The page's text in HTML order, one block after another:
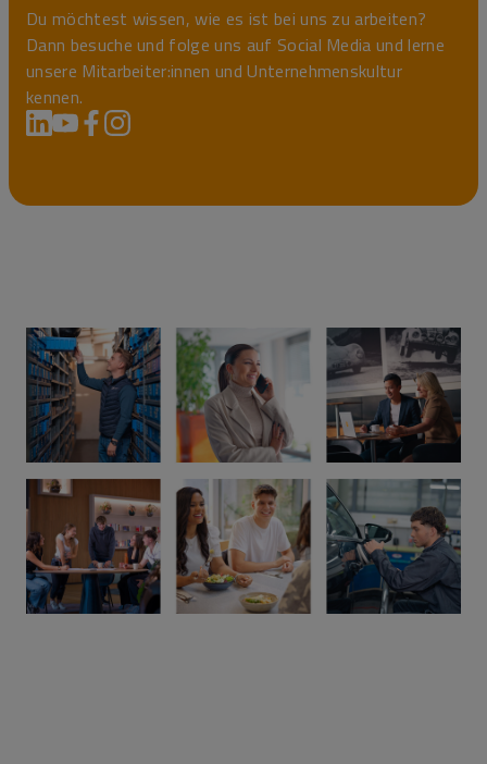
Du möchtest wissen, wie es ist bei uns zu arbeiten?
Dann besuche und folge uns auf Social Media und lerne
unsere Mitarbeiter:innen und Unternehmenskultur
kennen.